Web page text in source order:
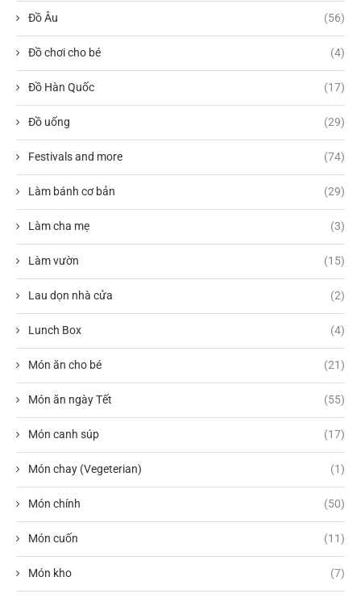
Đồ Âu (56)
Đồ chơi cho bé (4)
Đồ Hàn Quốc (17)
Đồ uống (29)
Festivals and more (74)
Làm bánh cơ bản (29)
Làm cha mẹ (3)
Làm vườn (15)
Lau dọn nhà cửa (2)
Lunch Box (4)
Món ăn cho bé (21)
Món ăn ngày Tết (55)
Món canh súp (17)
Món chay (Vegeterian) (1)
Món chính (50)
Món cuốn (11)
Món kho (7)